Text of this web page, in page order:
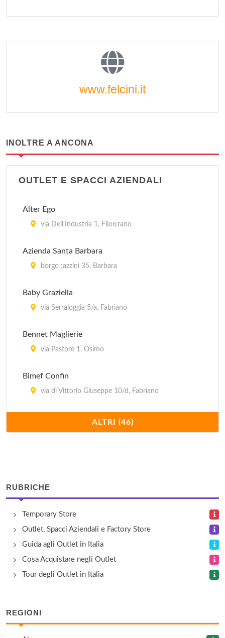
www.felcini.it
INOLTRE A ANCONA
OUTLET E SPACCI AZIENDALI
Alter Ego
via Dell'Industria 1, Filottrano
Azienda Santa Barbara
borgo ;azzini 35, Barbara
Baby Graziella
via Serraloggia 5/a, Fabriano
Bennet Maglierie
via Pastore 1, Osimo
Bimef Confin
via di Vittorio Giuseppe 10/d, Fabriano
Calzaturificio Farfalla
via San Giuseppe 21/22, Camerata Picena
Casaccia
strada Statale 76 5, Chiaravalle
Castiflex
via Madonna del Piano 49, Arcevia
Confezioni Elegant
ALTRI (46)
RUBRICHE
Temporary Store
Outlet, Spacci Aziendali e Factory Store
Guida agli Outlet in Italia
Cosa Acquistare negli Outlet
Tour degli Outlet in Italia
REGIONI